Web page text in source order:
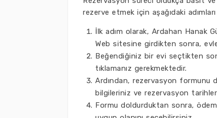
rezerve etmek için aşağıdaki
İlk adım olarak, Ardahan Hanak
Web sitesine girdikten sonra,
Beğendiğiniz bir evi seçtikten
tıklamanız gerekmektedir.
Ardından, rezervasyon formunu
bilgileriniz ve rezervasyon
Formu doldurduktan sonra,